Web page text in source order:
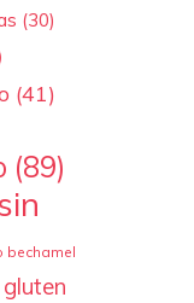
(30)
(41)
(89)
bechamel
gluten